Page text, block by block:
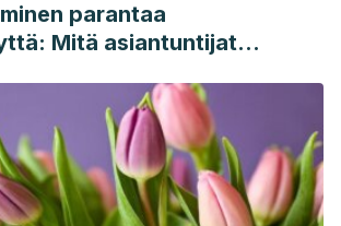
parantaa
Mitä asiantuntijat